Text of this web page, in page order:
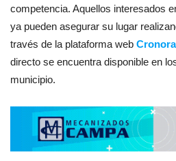
competencia. Aquellos interesados
ya pueden asegurar su lugar
través de la plataforma web
directo se encuentra disponible en
municipio.